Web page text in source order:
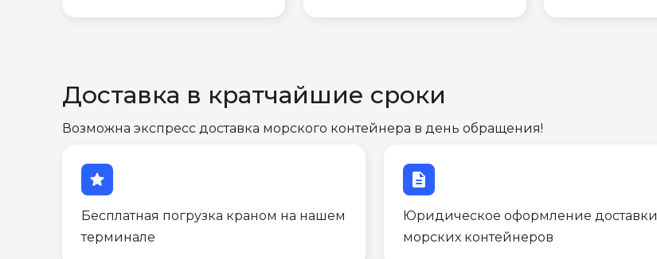
Доставка в кратчайшие сроки
Возможна экспресс доставка морского контейнера в день обращения!
star
Бесплатная погрузка краном на нашем
терминале
description
Юридическое оформление доставки
морских контейнеров